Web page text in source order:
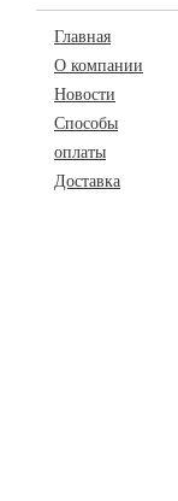
Главная
О компании
Новости
Способы
оплаты
Доставка